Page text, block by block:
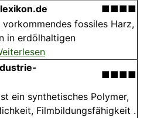
■■■■
fossiles Harz,
in erdölhaltigen
■■■■
ein synthetisches Polymer,
Filmbildungsfähigkeit .